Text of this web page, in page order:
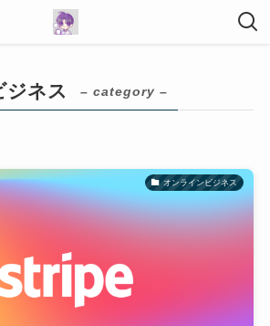
ジネス – category –
オンラインビジネス